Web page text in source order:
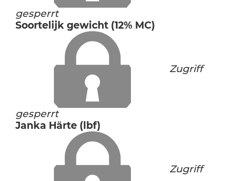
gesperrt
Soortelijk gewicht (12% MC)
Zugriff
gesperrt
Janka Härte (lbf)
Zugriff